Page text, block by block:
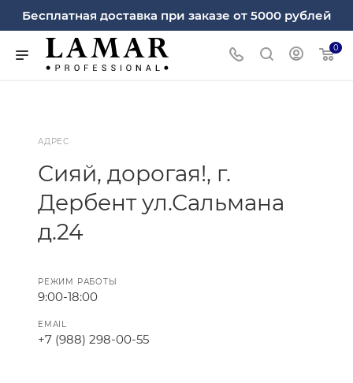
Бесплатная доставка при заказе от 5000 рублей
0
АДРЕС
Сияй, дорогая!, г.
Дербент ул.Сальмана
д.24
РЕЖИМ РАБОТЫ
9:00-18:00
EMAIL
+7 (988) 298-00-55